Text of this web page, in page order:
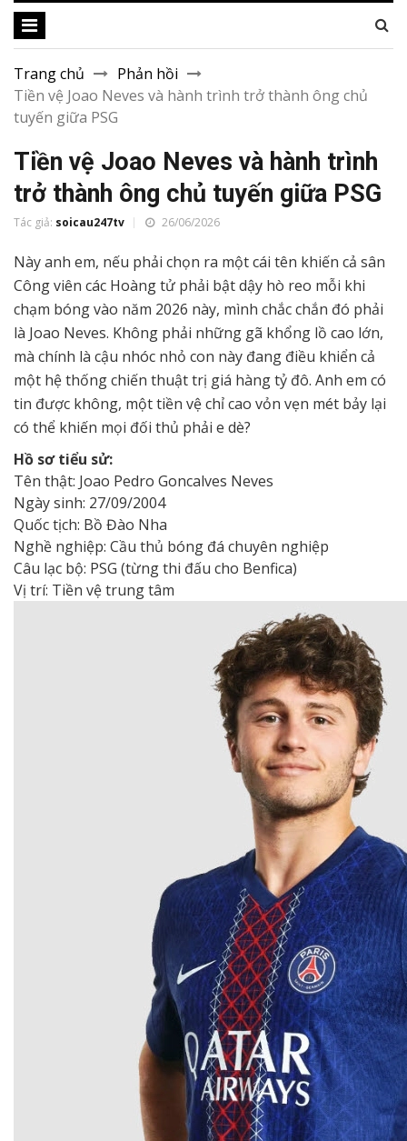
Trang chủ
Phản hồi
Tiền vệ Joao Neves và hành trình trở thành ông chủ
tuyến giữa PSG
Tiền vệ Joao Neves và hành trình
trở thành ông chủ tuyến giữa PSG
Tác giả: soicau247tv 26/06/2026
Này anh em, nếu phải chọn ra một cái tên khiến cả sân
Công viên các Hoàng tử phải bật dậy hò reo mỗi khi
chạm bóng vào năm 2026 này, mình chắc chắn đó phải
là Joao Neves. Không phải những gã khổng lồ cao lớn,
mà chính là cậu nhóc nhỏ con này đang điều khiển cả
một hệ thống chiến thuật trị giá hàng tỷ đô. Anh em có
tin được không, một tiền vệ chỉ cao vỏn vẹn mét bảy lại
có thể khiến mọi đối thủ phải e dè?
Hồ sơ tiểu sử:
Tên thật: Joao Pedro Goncalves Neves
Ngày sinh: 27/09/2004
Quốc tịch: Bồ Đào Nha
Nghề nghiệp: Cầu thủ bóng đá chuyên nghiệp
Câu lạc bộ: PSG (từng thi đấu cho Benfica)
Vị trí: Tiền vệ trung tâm